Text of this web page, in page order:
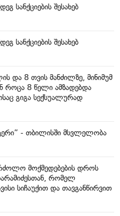
სანქციების შესახებ
სანქციების შესახებ
და 8 თვის მანძილზე, მინიმუმ
როცა 8 წელი ამზადებდა
გიგა სექსუალურად
- თბილისში მსვლელობა
მოქმედებების დროს
რომელ
სიჩაუქით და თავგანწირვით